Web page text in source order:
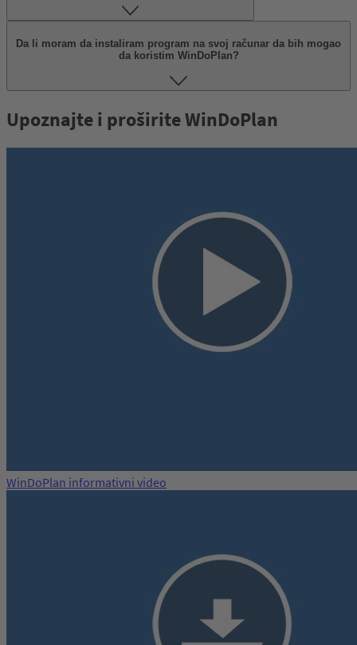
Da li moram da instaliram program na svoj računar da bih mogao
da koristim WinDoPlan?
Upoznajte i proširite WinDoPlan
WinDoPlan informativni video